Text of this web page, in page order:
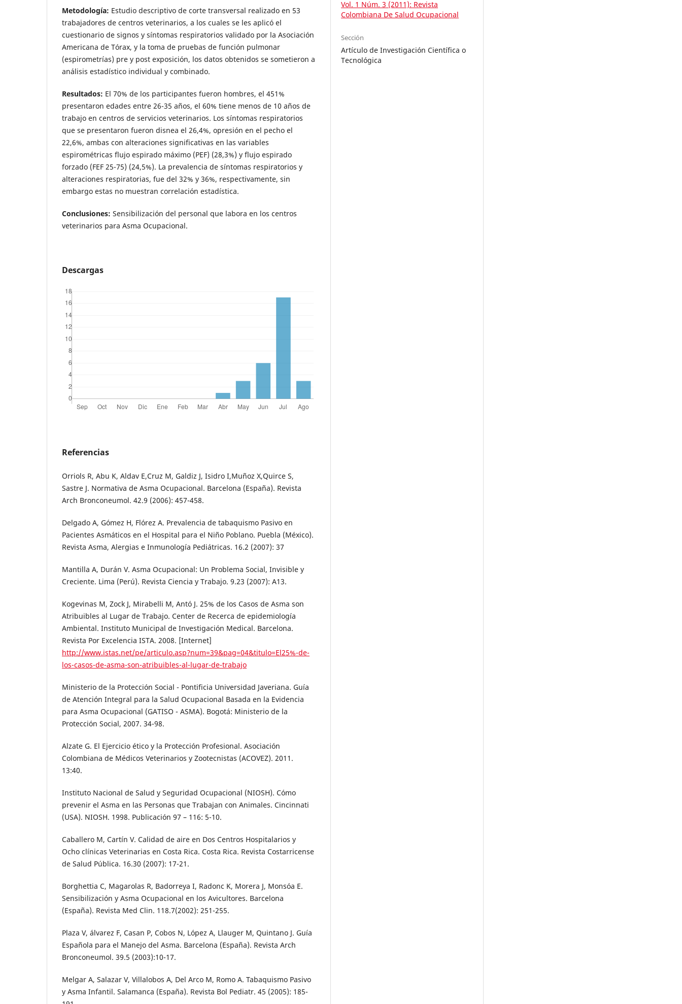
Metodología: Estudio descriptivo de corte transversal realizado en 53
trabajadores de centros veterinarios, a los cuales se les aplicó el
cuestionario de signos y síntomas respiratorios validado por la Asociación
Americana de Tórax, y la toma de pruebas de función pulmonar
(espirometrías) pre y post exposición, los datos obtenidos se sometieron a
análisis estadístico individual y combinado.
Resultados: El 70% de los participantes fueron hombres, el 451%
presentaron edades entre 26-35 años, el 60% tiene menos de 10 años de
trabajo en centros de servicios veterinarios. Los síntomas respiratorios
que se presentaron fueron disnea el 26,4%, opresión en el pecho el
22,6%, ambas con alteraciones significativas en las variables
espirométricas flujo espirado máximo (PEF) (28,3%) y flujo espirado
forzado (FEF 25-75) (24,5%). La prevalencia de síntomas respiratorios y
alteraciones respiratorias, fue del 32% y 36%, respectivamente, sin
embargo estas no muestran correlación estadística.
Conclusiones: Sensibilización del personal que labora en los centros
veterinarios para Asma Ocupacional.
Descargas
Referencias
Orriols R, Abu K, Aldav E,Cruz M, Galdiz J, Isidro I,Muñoz X,Quirce S,
Sastre J. Normativa de Asma Ocupacional. Barcelona (España). Revista
Arch Bronconeumol. 42.9 (2006): 457-458.
Delgado A, Gómez H, Flórez A. Prevalencia de tabaquismo Pasivo en
Pacientes Asmáticos en el Hospital para el Niño Poblano. Puebla (México).
Revista Asma, Alergias e Inmunología Pediátricas. 16.2 (2007): 37
Mantilla A, Durán V. Asma Ocupacional: Un Problema Social, Invisible y
Creciente. Lima (Perú). Revista Ciencia y Trabajo. 9.23 (2007): A13.
Kogevinas M, Zock J, Mirabelli M, Antó J. 25% de los Casos de Asma son
Atribuibles al Lugar de Trabajo. Center de Recerca de epidemiología
Ambiental. Instituto Municipal de Investigación Medical. Barcelona.
Revista Por Excelencia ISTA. 2008. [Internet]
http://www.istas.net/pe/articulo.asp?num=39&pag=04&titulo=El25%-de-
los-casos-de-asma-son-atribuibles-al-lugar-de-trabajo
Ministerio de la Protección Social - Pontificia Universidad Javeriana. Guía
de Atención Integral para la Salud Ocupacional Basada en la Evidencia
para Asma Ocupacional (GATISO - ASMA). Bogotá: Ministerio de la
Protección Social, 2007. 34-98.
Alzate G. El Ejercicio ético y la Protección Profesional. Asociación
Colombiana de Médicos Veterinarios y Zootecnistas (ACOVEZ). 2011.
13:40.
Instituto Nacional de Salud y Seguridad Ocupacional (NIOSH). Cómo
prevenir el Asma en las Personas que Trabajan con Animales. Cincinnati
(USA). NIOSH. 1998. Publicación 97 – 116: 5-10.
Caballero M, Cartín V. Calidad de aire en Dos Centros Hospitalarios y
Ocho clínicas Veterinarias en Costa Rica. Costa Rica. Revista Costarricense
de Salud Pública. 16.30 (2007): 17-21.
Borghettia C, Magarolas R, Badorreya I, Radonc K, Morera J, Monsóa E.
Sensibilización y Asma Ocupacional en los Avicultores. Barcelona
(España). Revista Med Clin. 118.7(2002): 251-255.
Plaza V, álvarez F, Casan P, Cobos N, López A, Llauger M, Quintano J. Guía
Española para el Manejo del Asma. Barcelona (España). Revista Arch
Bronconeumol. 39.5 (2003):10-17.
Melgar A, Salazar V, Villalobos A, Del Arco M, Romo A. Tabaquismo Pasivo
y Asma Infantil. Salamanca (España). Revista Bol Pediatr. 45 (2005): 185-
Vol. 1 Núm. 3 (2011): Revista
Colombiana De Salud Ocupacional
Sección
Artículo de Investigación Científica o
Tecnológica